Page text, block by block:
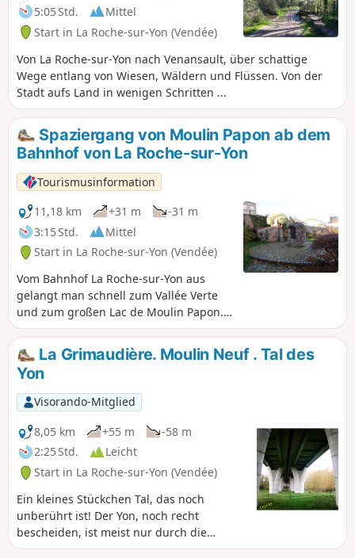
5:05 Std.
Mittel
Start in La Roche-sur-Yon (Vendée)
Von La Roche-sur-Yon nach Venansault, über schattige
Wege entlang von Wiesen, Wäldern und Flüssen. Von der
Stadt aufs Land in wenigen Schritten ...
Spaziergang von Moulin Papon ab dem
Bahnhof von La Roche-sur-Yon
Tourismusinformation
11,18 km
+31 m
-31 m
3:15 Std.
Mittel
Start in La Roche-sur-Yon (Vendée)
Vom Bahnhof La Roche-sur-Yon aus
gelangt man schnell zum Vallée Verte
und zum großen Lac de Moulin Papon.
Die Stadt verfügt über zahlreiche
Grünflächen, und in ihrer Mitte fließt
ein Fluss, der Yon, ein wahrer
Grünkorridor, der sie von Norden nach
Süden durchzieht.
La Grimaudière. Moulin Neuf . Tal des
Yon
Visorando-Mitglied
8,05 km
+55 m
-58 m
2:25 Std.
Leicht
Start in La Roche-sur-Yon (Vendée)
Ein kleines Stückchen Tal, das noch
unberührt ist! Der Yon, noch recht
bescheiden, ist meist nur durch die
Bäume hindurch zu sehen, aber was für